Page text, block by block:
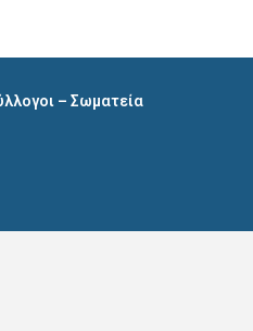
– Σωματεία